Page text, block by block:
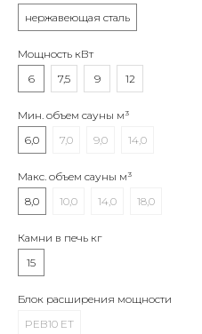
нержавеющая сталь
Мощность кВт
6
7,5 9 12
Мин. объем сауны м³
6,0
7,0 9,0 14,0
Макс. объем сауны м³
8,0
10,0 14,0 18,0
Камни в печь кг
15
Блок расширения мощности
PEB10 ET